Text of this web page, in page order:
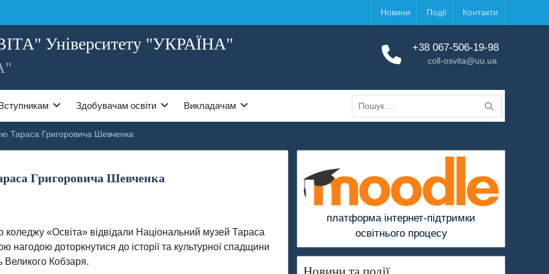
Новини Події Контакти
Університету "УКРАЇНА" +38 067-506-19-98
coll-osvita@uu.ua
Здобувачам освіти Викладачам
Пошук:
Тараса Григоровича Шевченка
Григоровича Шевченка
коледжу «Освіта» відвідали Національний музей Тараса
нагодою доторкнутися до історії та культурної спадщини
Великого Кобзаря.
платформа інтернет-підтримки
освітнього процесу